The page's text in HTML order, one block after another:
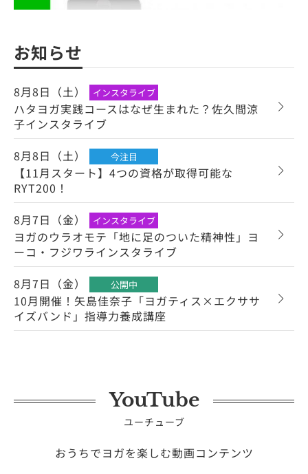
お知らせ
8月8日（土） インスタライブ
ハタヨガ実践コースはなぜ生まれた？佐久間涼
子インスタライブ
8月8日（土）
今注目
【11月スタート】4つの資格が取得可能な
RYT200！
8月7日（金）
インスタライブ
ヨガのウラオモテ「地に足のついた精神性」ヨ
ーコ・フジワラインスタライブ
8月7日（金）
公開中
10月開催！矢島佳奈子「ヨガティス×エクササ
イズバンド」指導力養成講座
YouTube
ユーチューブ
おうちでヨガを楽しむ動画コンテンツ